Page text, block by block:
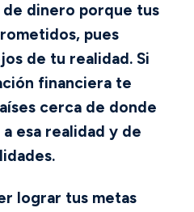
dinero porque tus
pues
de tu realidad. Si
financiera te
cerca de donde
esa realidad y de
lograr tus metas